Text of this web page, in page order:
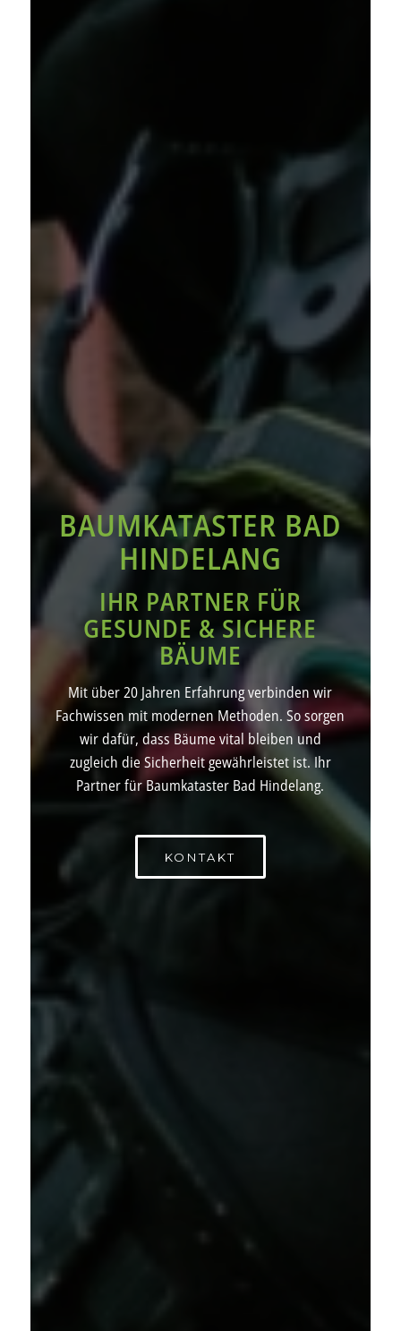
BAUMKATASTER BAD
HINDELANG
IHR PARTNER FÜR
GESUNDE & SICHERE
BÄUME
Mit über 20 Jahren Erfahrung verbinden wir
Fachwissen mit modernen Methoden. So sorgen
wir dafür, dass Bäume vital bleiben und
zugleich die Sicherheit gewährleistet ist. Ihr
Partner für Baumkataster Bad Hindelang.
KONTAKT